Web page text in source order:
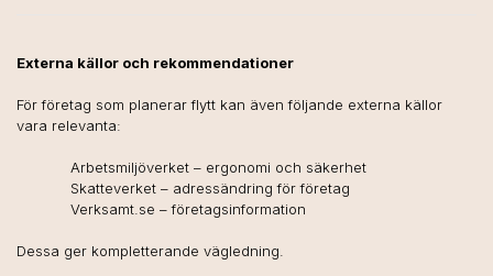
Externa källor och rekommendationer
För företag som planerar flytt kan även följande externa källor
vara relevanta:
Arbetsmiljöverket – ergonomi och säkerhet
Skatteverket – adressändring för företag
Verksamt.se – företagsinformation
Dessa ger kompletterande vägledning.